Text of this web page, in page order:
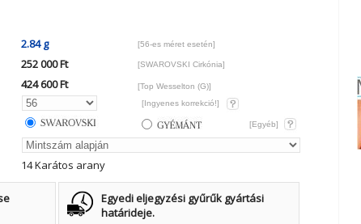
2.84 g [56-es méret esetén]
252 000 Ft [SWAROVSKI Cirkónia]
424 600 Ft [Top Wesselton (G)]
[Ingyenes korrekció!]
[Egyéb]
14 Karátos arany
Egyedi eljegyzési gyűrűk gyártási
határideje.